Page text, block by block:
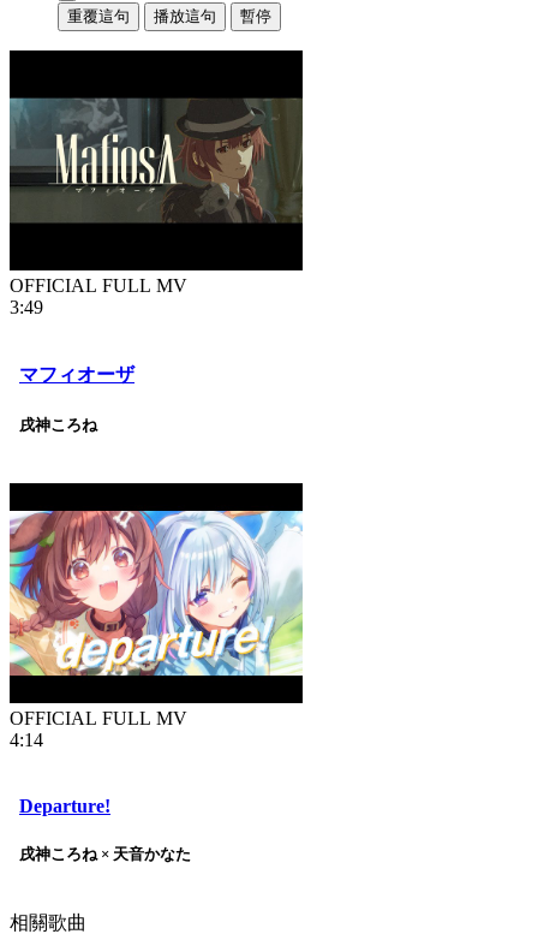
重覆這句 播放這句 暫停
OFFICIAL FULL MV
3:49
マフィオーザ
戌神ころね
OFFICIAL FULL MV
4:14
Departure!
戌神ころね × 天音かなた
相關歌曲